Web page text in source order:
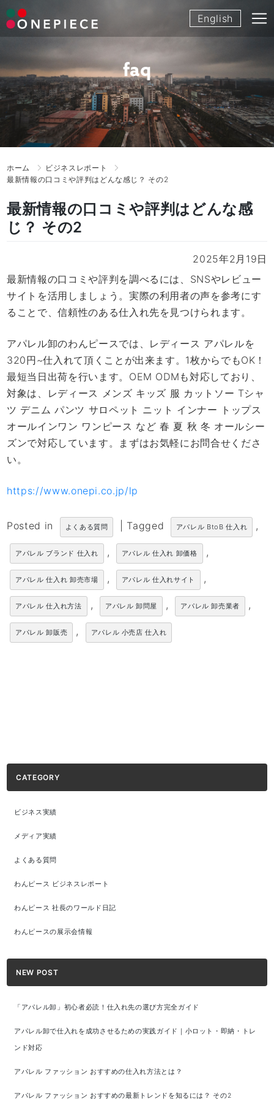
Skip
to
English
faq
ホーム
ビジネスレポート
最新情報の口コミや評判はどんな感じ？ その2
最新情報の口コミや評判はどんな感
じ？ その2
2025年2月19日
最新情報の口コミや評判を調べるには、SNSやレビュー
サイトを活用しましょう。実際の利用者の声を参考にす
ることで、信頼性のある仕入れ先を見つけられます。
アパレル卸のわんピースでは、レディース アパレルを
320円~仕入れて頂くことが出来ます。1枚からでもOK！
最短当日出荷を行います。OEM ODMも対応しており、
対象は、レディース メンズ キッズ 服 カットソー Tシャ
ツ デニム パンツ サロペット ニット インナー トップス
オールインワン ワンピース など 春 夏 秋 冬 オールシー
ズンで対応しています。まずはお気軽にお問合せくださ
い。
https://www.onepi.co.jp/lp
Posted in よくある質問 Tagged アパレル BtoB 仕入れ ,
アパレル ブランド 仕入れ , アパレル 仕入れ 卸価格 ,
アパレル 仕入れ 卸売市場 , アパレル 仕入れサイト ,
アパレル 仕入れ方法 , アパレル 卸問屋 , アパレル 卸売業者 ,
アパレル 卸販売 , アパレル 小売店 仕入れ
CATEGORY
ビジネス実績
メディア実績
よくある質問
わんピース ビジネスレポート
わんピース 社長のワールド日記
わんピースの展示会情報
NEW POST
「アパレル卸」初心者必読！仕入れ先の選び方完全ガイド
アパレル卸で仕入れを成功させるための実践ガイド｜小ロット・即納・トレ
ンド対応
アパレル ファッション おすすめの仕入れ方法とは？
アパレル ファッション おすすめの最新トレンドを知るには？ その2